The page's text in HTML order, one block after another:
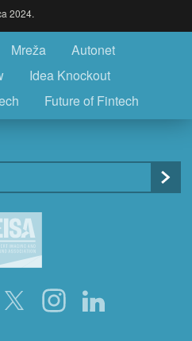
2024.
Mreža
Autonet
Idea Knockout
Future of Fintech